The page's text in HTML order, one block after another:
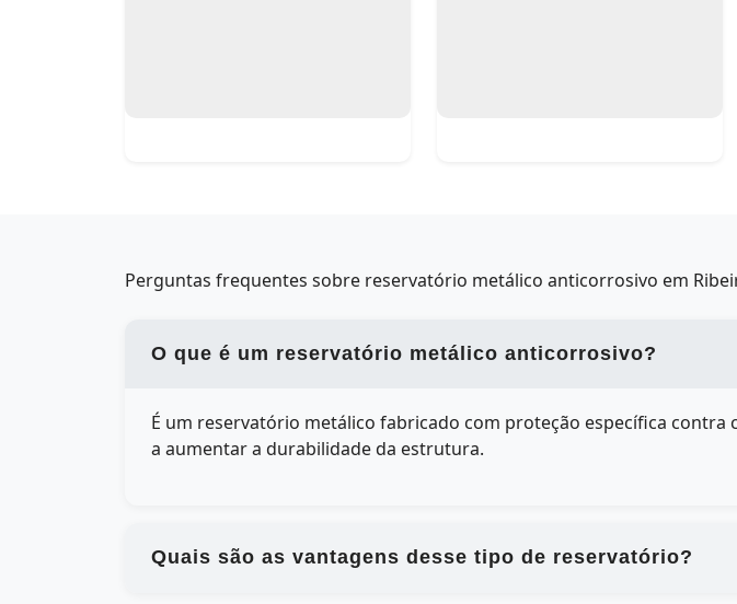
Perguntas frequentes sobre reservatório metálico anticorrosivo em
O que é um reservatório metálico anticorrosivo?
É um reservatório metálico fabricado com proteção específica
a aumentar a durabilidade da estrutura.
Quais são as vantagens desse tipo de reservatório?